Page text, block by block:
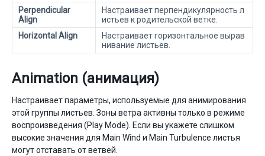
Perpendicular
Align
Настраивает перпендикулярность л
истьев к родительской ветке.
Horizontal Align
Настраивает горизонтальное вырав
нивание листьев.
Animation (анимация)
Настраивает параметры, используемые для анимирования
этой группы листьев. Зоны ветра активны только в режиме
воспроизведения (Play Mode). Если вы укажете слишком
высокие значения для Main Wind и Main Turbulence листья
могут отставать от ветвей.